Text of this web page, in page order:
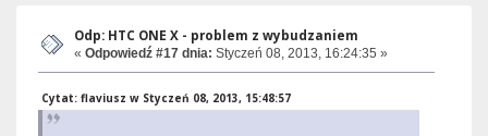
Odp: HTC ONE X - problem z wybudzaniem
« Odpowiedź #17 dnia: Styczeń 08, 2013, 16:24:35 »
Cytat: flaviusz w Styczeń 08, 2013, 15:48:57